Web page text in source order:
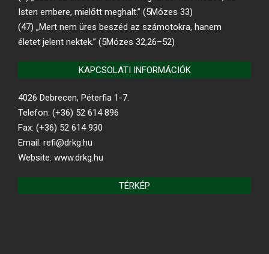
Isten embere, mielőtt meghalt.” (5Mózes 33)
(47) „Mert nem üres beszéd az számotokra, hanem
életet jelent nektek.” (5Mózes 32,26–52)
KAPCSOLATI INFORMÁCIÓK
4026 Debrecen, Péterfia 1-7.
Telefon: (+36) 52 614 896
Fax: (+36) 52 614 930
Email: refi@drkg.hu
Website: www.drkg.hu
TÉRKÉP